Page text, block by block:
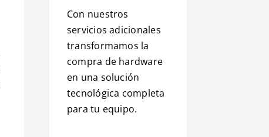
Con nuestros
servicios adicionales
transformamos la
compra de hardware
en una solución
tecnológica completa
para tu equipo.